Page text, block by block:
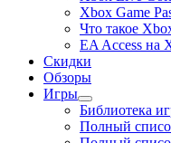
дочернее
меню
Xbox Game
Что такое
EA Access на
Скидки
Обзоры
Игры
раскрыть
дочернее
меню
Библиотека
Полный